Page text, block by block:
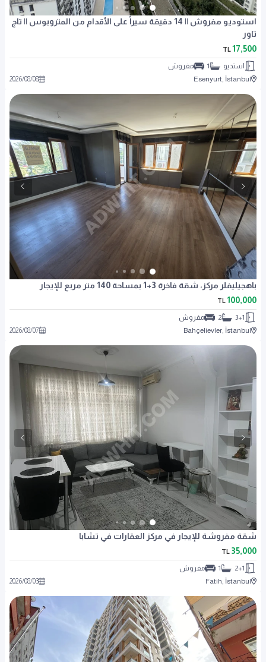
استوديو مفروش || 14 دقيقة سيراً على الأقدام من المتروبوس || تاج
تاور
17,500
TL
استديو 1
مفروش
Esenyurt, İstanbul
2026/08/08
باهجيليفلر مركز، شقة فاخرة 3+1 بمساحة 140 متر مربع للإيجار
100,000
TL
3+1
2
مفروش
Bahçelievler, İstanbul
2026/08/07
شقة مفروشة للإيجار في مركز العقارات في تشابا
35,000
TL
2+1
1
مفروش
Fatih, İstanbul
2026/08/03